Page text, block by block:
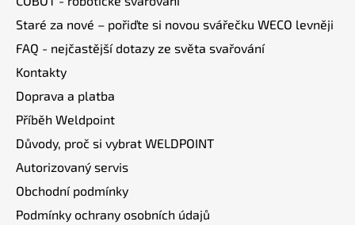
Staré za nové – pořiďte si novou svářečku WECO levněji
FAQ - nejčastější dotazy ze světa svařování
Kontakty
Doprava a platba
Příběh Weldpoint
Důvody, proč si vybrat WELDPOINT
Autorizovaný servis
Obchodní podmínky
Podmínky ochrany osobních údajů